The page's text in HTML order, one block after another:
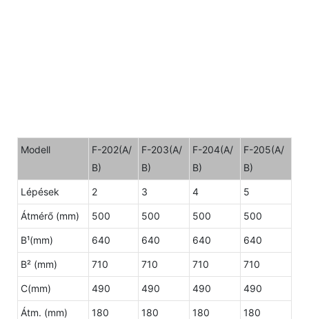
Modell
F-202(A/
B)
F-203(A/
B)
F-204(A/
B)
F-205(A/
B)
Lépések 2 3 4 5
Átmérő (mm) 500 500 500 500
B¹(mm) 640 640 640 640
B² (mm) 710 710 710 710
C(mm) 490 490 490 490
Átm. (mm) 180 180 180 180